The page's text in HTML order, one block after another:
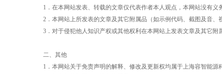
1 ．在本网站发表、转载的文章仅代表作者本人观点，本网站没有
2 ．本网站上所发表的文章及其它附属品（如示例代码、截图及音
3 ．对于侵犯他人知识产权或其他权利在本网站上发表文章及其它
二、其他
1 ．本网站关于免责声明的解释、修改及更新权均属于上海容智能源